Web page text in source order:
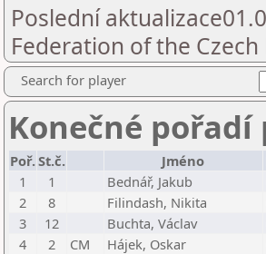
Poslední
Federation of the Czech
Search for player
Konečné pořadí
Poř.St.č. Jméno
1
1 Bednář, Jakub
2
8 Filindash, Nikita
3
12 Buchta, Václav
4
2 CM Hájek, Oskar